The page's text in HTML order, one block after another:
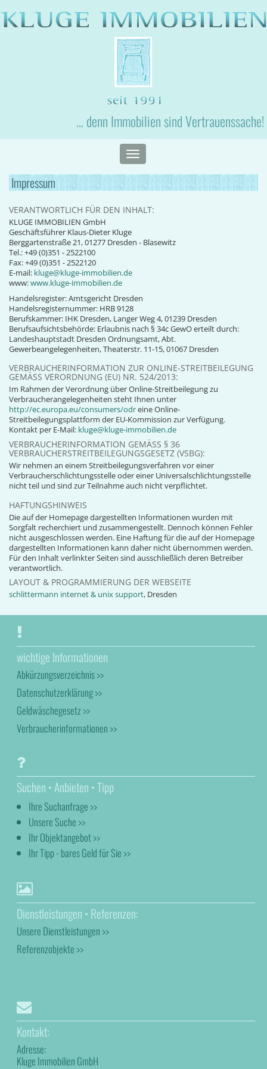
... denn Immobilien sind Vertrauenssache!
Toggle
navigation
Impressum
VERANTWORTLICH FÜR DEN INHALT:
KLUGE IMMOBILIEN GmbH
Geschäftsführer Klaus-Dieter Kluge
Berggartenstraße 21, 01277 Dresden - Blasewitz
Tel.: +49 (0)351 - 2522100
Fax: +49 (0)351 - 2522120
E-mail: kluge@kluge-immobilien.de
www:www.kluge-immobilien.de
Handelsregister: Amtsgericht Dresden
Handelsregisternummer: HRB 9128
Berufskammer: IHK Dresden, Langer Weg 4, 01239 Dresden
Berufsaufsichtsbehörde: Erlaubnis nach § 34c GewO erteilt durch:
Landeshauptstadt Dresden Ordnungsamt, Abt.
Gewerbeangelegenheiten, Theaterstr. 11-15, 01067 Dresden
VERBRAUCHERINFORMATION ZUR ONLINE-STREITBEILEGUNG
GEMÄSS VERORDNUNG (EU) NR. 524/2013:
Im Rahmen der Verordnung über Online-Streitbeilegung zu
Verbraucherangelegenheiten steht Ihnen unter
http://ec.europa.eu/consumers/odreine Online-
Streitbeilegungsplattform der EU-Kommission zur Verfügung.
Kontakt per E-Mail: kluge@kluge-immobilien.de
VERBRAUCHERINFORMATION GEMÄSS § 36 V
ERBRAUCHERSTREITBEILEGUNGSGESETZ (VSBG):
Wir nehmen an einem Streitbeilegungsverfahren vor einer
Verbraucherschlichtungsstelle oder einer Universalschlichtungsstelle
nicht teil und sind zur Teilnahme auch nicht verpflichtet.
HAFTUNGSHINWEIS
Die auf der Homepage dargestellten Informationen wurden mit
Sorgfalt recherchiert und zusammengestellt. Dennoch können Fehler
nicht ausgeschlossen werden. Eine Haftung für die auf der Homepage
dargestellten Informationen kann daher nicht übernommen werden.
Für den Inhalt verlinkter Seiten sind ausschließlich deren Betreiber
verantwortlich.
LAYOUT & PROGRAMMIERUNG DER WEBSEITE
schlittermann internet & unix support, Dresden
wichtige Informationen
Abkürzungsverzeichnis >>
Datenschutzerklärung >>
Geldwäschegesetz >>
Verbraucherinformationen >>
Suchen • Anbieten • Tipp
Ihre Suchanfrage >>
Unsere Suche >>
Ihr Objektangebot >>
Ihr Tipp - bares Geld für Sie >>
Dienstleistungen • Referenzen:
Unsere Dienstleistungen >>
Referenzobjekte >>
Kontakt:
Adresse:
Kluge Immobilien GmbH